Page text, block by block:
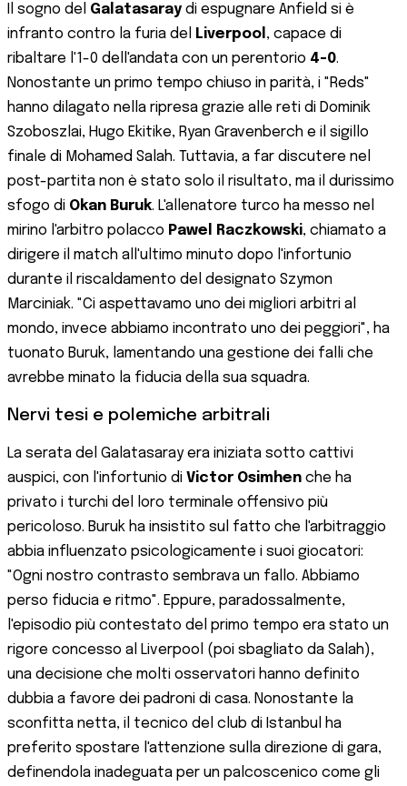
Il sogno del Galatasaray di espugnare Anfield si è
infranto contro la furia del
Liverpool , capace di
ribaltare l'1-0 dell'andata con un perentorio 4-0.
Nonostante un primo tempo chiuso in parità, i "Reds"
hanno dilagato nella ripresa grazie alle reti di Dominik
Szoboszlai, Hugo Ekitike, Ryan Gravenberch e il sigillo
finale di Mohamed Salah. Tuttavia, a far discutere nel
post-partita non è stato solo il risultato, ma il durissimo
sfogo di Okan Buruk. L'allenatore turco ha messo nel
mirino l'arbitro polacco Pawel Raczkowski, chiamato a
dirigere il match all'ultimo minuto dopo l'infortunio
durante il riscaldamento del designato Szymon
Marciniak. "Ci aspettavamo uno dei migliori arbitri al
mondo, invece abbiamo incontrato uno dei peggiori", ha
tuonato Buruk, lamentando una gestione dei falli che
avrebbe minato la fiducia della sua squadra.
Nervi tesi e polemiche arbitrali
La serata del Galatasaray era iniziata sotto cattivi
auspici, con l'infortunio di Victor Osimhen che ha
privato i turchi del loro terminale offensivo più
pericoloso. Buruk ha insistito sul fatto che l'arbitraggio
abbia influenzato psicologicamente i suoi giocatori:
"Ogni nostro contrasto sembrava un fallo. Abbiamo
perso fiducia e ritmo". Eppure, paradossalmente,
l'episodio più contestato del primo tempo era stato un
rigore concesso al Liverpool (poi sbagliato da Salah),
una decisione che molti osservatori hanno definito
dubbia a favore dei padroni di casa. Nonostante la
sconfitta netta, il tecnico del club di Istanbul ha
preferito spostare l'attenzione sulla direzione di gara,
definendola inadeguata per un palcoscenico come gli